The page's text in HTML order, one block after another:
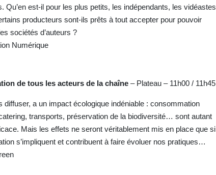
est-il pour les plus petits, les indépendants, les vidéastes
producteurs sont-ils prêts à tout accepter pour pouvoir
sociétés d’auteurs ?
Numérique
de tous les acteurs de la chaîne – Plateau – 11h00 / 11h45
a un impact écologique indéniable : consommation
transports, préservation de la biodiversité… sont autant
Mais les effets ne seront véritablement mis en place que si
s’impliquent et contribuent à faire évoluer nos pratiques…